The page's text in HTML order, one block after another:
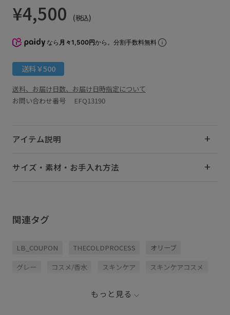
¥4,500 (税込)
なら 月々1,500円から。分割手数料無料
送料￥500
送料、お届け日数、お届け日時指定について
お問い合わせ番号 EFQ13190
アイテム説明
サイズ・素材・お手入れ方法
関連タグ
LB_COUPON THECOLDPROCESS オリーブ
グレー コスメ/香水 スキンケア スキンケアコスメ
もっと見る